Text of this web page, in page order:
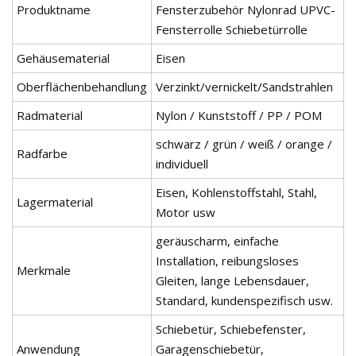
Produktname
Fensterzubehör Nylonrad UPVC-
Fensterrolle Schiebetürrolle
Gehäusematerial
Eisen
Oberflächenbehandlung Verzinkt/vernickelt/Sandstrahlen
Radmaterial
Nylon / Kunststoff / PP / POM
Radfarbe
schwarz / grün / weiß / orange /
individuell
Lagermaterial
Eisen, Kohlenstoffstahl, Stahl,
Motor usw
Merkmale
geräuscharm, einfache
Installation, reibungsloses
Gleiten, lange Lebensdauer,
Standard, kundenspezifisch usw.
Anwendung
Schiebetür, Schiebefenster,
Garagenschiebetür,